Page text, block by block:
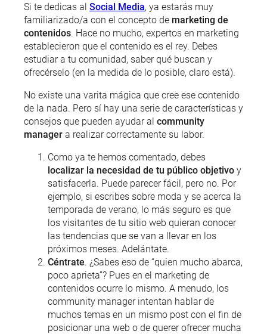
Si te dedicas al Social Media, ya estarás muy
familiarizado/a con el concepto de marketing de
contenidos. Hace no mucho, expertos en marketing
establecieron que el contenido es el rey. Debes
estudiar a tu comunidad, saber qué buscan y
ofrecérselo (en la medida de lo posible, claro está).
No existe una varita mágica que cree ese contenido
de la nada. Pero sí hay una serie de características y
consejos que pueden ayudar al community
manager a realizar correctamente su labor.
Como ya te hemos comentado, debes
localizar la necesidad de tu público objetivo y
satisfacerla. Puede parecer fácil, pero no. Por
ejemplo, si escribes sobre moda y se acerca la
temporada de verano, lo más seguro es que
los visitantes de tu sitio web quieran conocer
las tendencias que se van a llevar en los
próximos meses. Adelántate.
Céntrate. ¿Sabes eso de “quien mucho abarca,
poco aprieta”? Pues en el marketing de
contenidos ocurre lo mismo. A menudo, los
community manager intentan hablar de
muchos temas en un mismo post con el fin de
posicionar una web o de querer ofrecer mucha